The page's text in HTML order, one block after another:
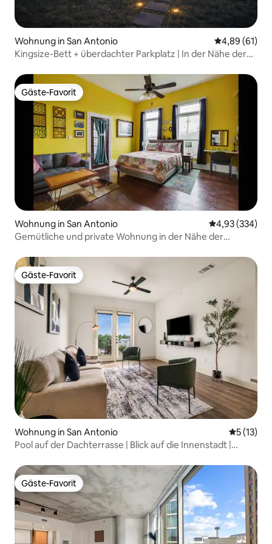
Wohnung in San Antonio
4,89 (61)
Kingsize-Bett + überdachter Parkplatz | In der Nähe der
Gäste-Favorit
Gäste-Favorit
Wohnung in San Antonio
4,93 (334)
Gemütliche und private Wohnung in der Nähe der
Gäste-Favorit
Gäste-Favorit
Wohnung in San Antonio
5 (13)
Pool auf der Dachterrasse | Blick auf die Innenstadt |
Gäste-Favorit
Gäste-Favorit